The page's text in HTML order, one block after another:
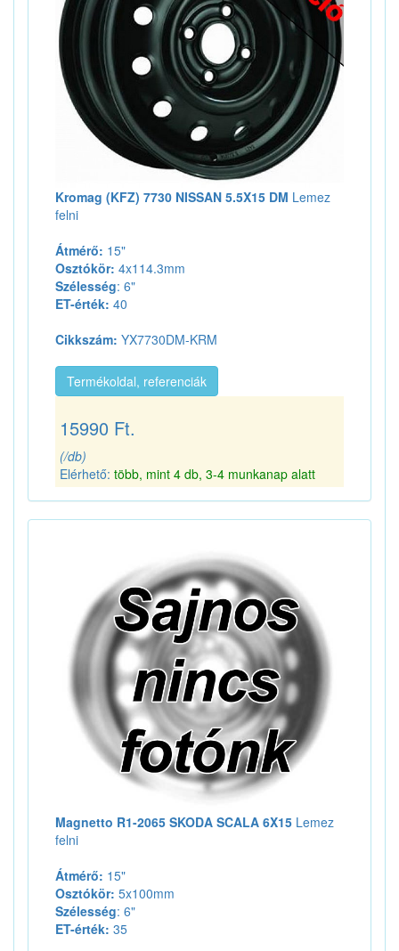
Kromag (KFZ) 7730 NISSAN 5.5X15 DM Lemez
felni
Átmérő: 15"
Osztókör: 4x114.3mm
Szélesség: 6"
ET-érték: 40
Cikkszám: YX7730DM-KRM
Termékoldal, referenciák
15990 Ft.
(/db)
Elérhető: több, mint 4 db, 3-4 munkanap alatt
Magnetto R1-2065 SKODA SCALA 6X15 Lemez
felni
Átmérő: 15"
Osztókör: 5x100mm
Szélesség: 6"
ET-érték: 35